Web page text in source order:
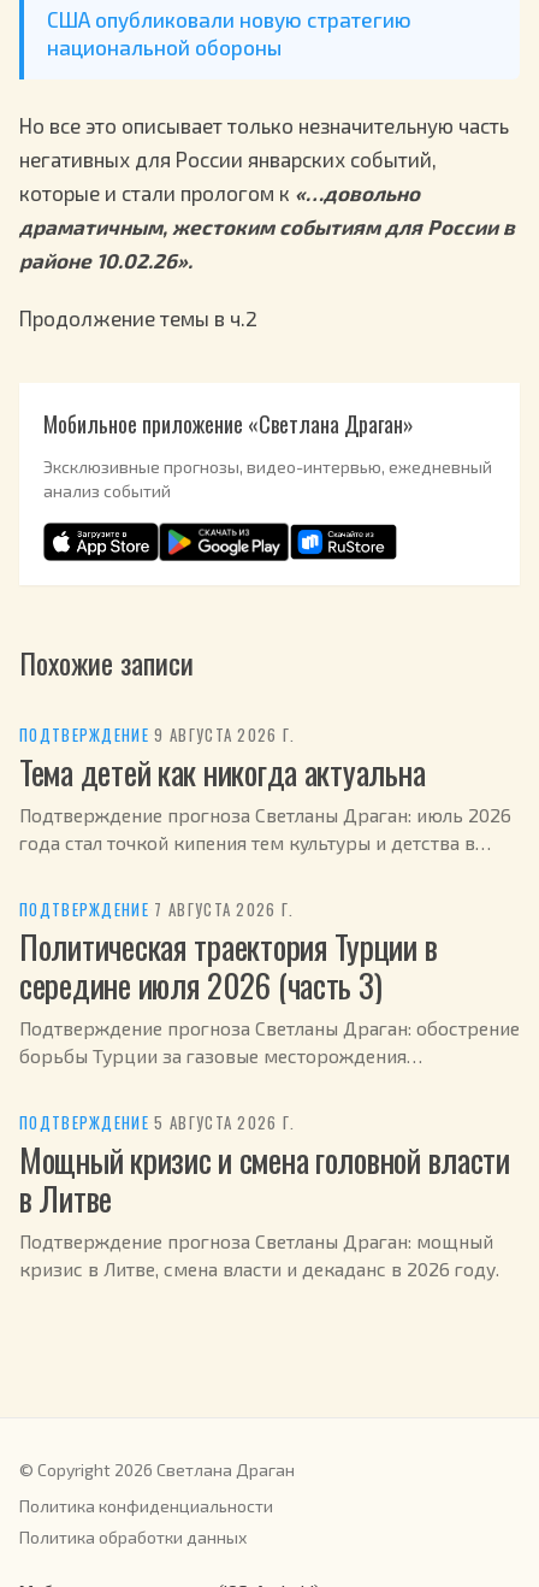
США опубликовали новую стратегию
национальной обороны
Но все это описывает только незначительную часть
негативных для России январских событий,
которые и стали прологом к «…довольно
драматичным, жестоким событиям для России в
районе 10.02.26».
Продолжение темы в ч.2
Мобильное приложение «Светлана Драган»
Эксклюзивные прогнозы, видео-интервью, ежедневный
анализ событий
Похожие записи
ПОДТВЕРЖДЕНИЕ ·9 АВГУСТА 2026 Г.
Тема детей как никогда актуальна
Подтверждение прогноза Светланы Драган: июль 2026
года стал точкой кипения тем культуры и детства в
ПОДТВЕРЖДЕНИЕ 7 АВГУСТА 2026 Г.
Политическая траектория Турции в
середине июля 2026 (часть 3)
Подтверждение прогноза Светланы Драган: обострение
борьбы Турции за газовые месторождения
ПОДТВЕРЖДЕНИЕ ·5 АВГУСТА 2026 Г.
Мощный кризис и смена головной власти
в Литве
Подтверждение прогноза Светланы Драган: мощный
кризис в Литве, смена власти и декаданс в 2026 году.
© Copyright 2026 Светлана Драган
Политика конфиденциальности
Политика обработки данных